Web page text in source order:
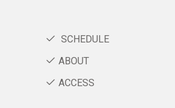
SCHEDULE
ABOUT
ACCESS